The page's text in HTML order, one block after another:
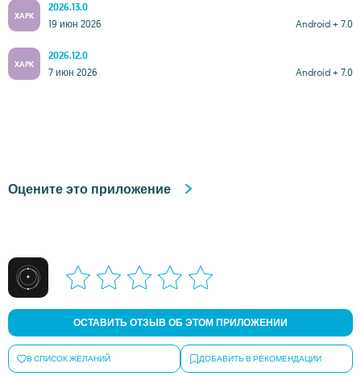
XAPK
2026.13.0
Android + 7.0
19 июн 2026
XAPK
2026.12.0
Android + 7.0
7 июн 2026
Оцените это приложение
ОСТАВИТЬ ОТЗЫВ ОБ ЭТОМ ПРИЛОЖЕНИИ
В СПИСОК ЖЕЛАНИЙ ДОБАВИТЬ В РЕКОМЕНДАЦИИ